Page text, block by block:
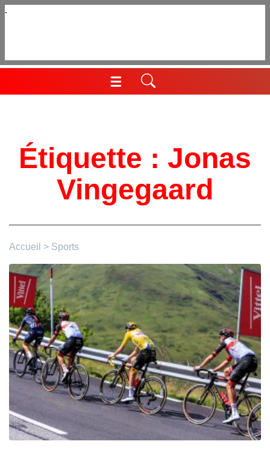
Aller
☰
Menu
Étiquette : Jonas
Vingegaard
Accueil > Sports